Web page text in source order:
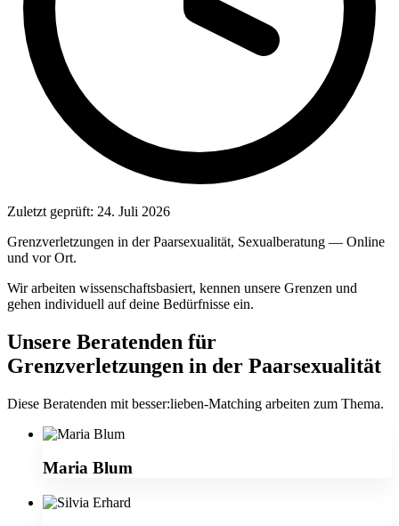
Zuletzt geprüft: 24. Juli 2026
Grenzverletzungen in der Paarsexualität, Sexualberatung — Online
und vor Ort.
Wir arbeiten wissenschaftsbasiert, kennen unsere Grenzen und
gehen individuell auf deine Bedürfnisse ein.
Unsere Beratenden für
Grenzverletzungen in der Paarsexualität
Diese Beratenden mit besser:lieben-Matching arbeiten zum Thema.
Maria Blum